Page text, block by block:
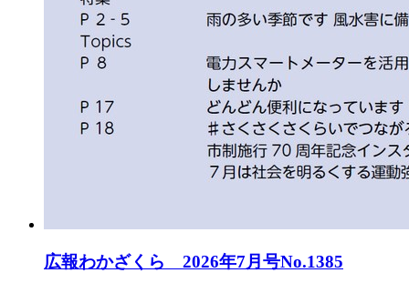
広報わかざくら 2026年7月号No.1385